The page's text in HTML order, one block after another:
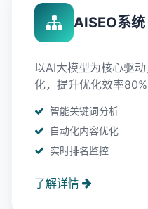
AISEO系统
以AI大模型为核心驱
化，提升优化效率80%
智能关键词分析
自动化内容优化
实时排名监控
了解详情